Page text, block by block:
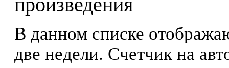
произведения
В данном списке
две недели. Счетчик на